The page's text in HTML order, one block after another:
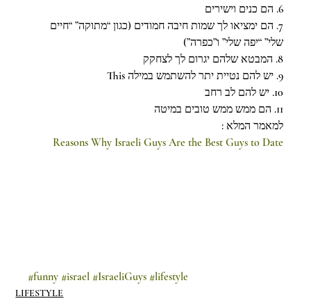
6. הם כנים וישירים
7. הם ימציאו לך שמות חיבה חמודים (כגון “מתוקה” “חיים
שלי” “יפה שלי” ו”כפרה”)
8. המבטא שלהם יגרום לך לצחקק
9. יש להם נטיית יתר להשתמש במילה This
10. יש להם לב רחב
11. הם ממש ממש טובים במיטה
למאמר המלא :
Reasons Why Israeli Guys Are the Best Guys to Date
#funny #israel #IsraeliGuys #lifestyle
LIFESTYLE